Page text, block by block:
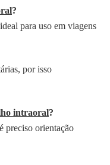
?
para uso em viagens
por isso
intraoral?
preciso orientação